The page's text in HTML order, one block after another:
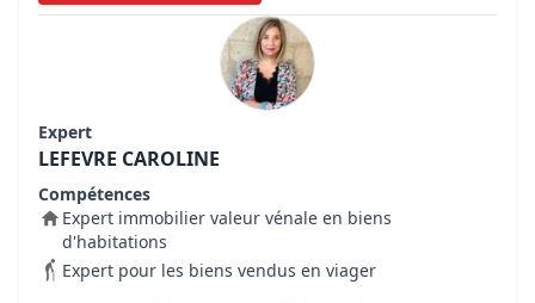
Expert
LEFEVRE CAROLINE
Compétences
Expert immobilier valeur vénale en biens
d'habitations
Expert pour les biens vendus en viager